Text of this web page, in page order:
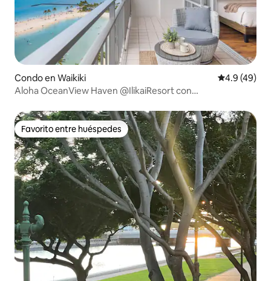
Condo en Waikiki Calificación
4.9 (49)
Aloha OceanView Haven @IlikaiResort con
Favorito entre huéspedes
Favorito entre huéspedes